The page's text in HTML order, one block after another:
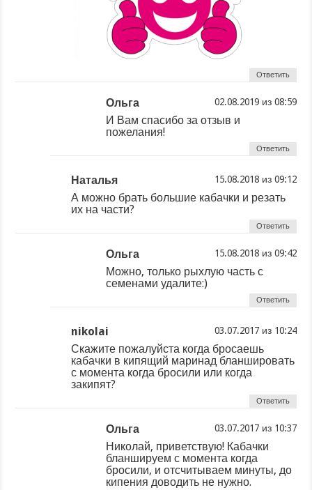
Ответить
Ольга из
И Вам спасибо за отзыв и
пожелания!
Ответить
Наталья из
А можно брать большие кабачки и резать
их на части?
Ответить
Ольга из
Можно, только рыхлую часть с
семенами удалите:)
Ответить
nikolai из
Скажите пожалуйста когда бросаешь
кабачки в кипящий маринад бланшировать
с момента когда бросили или когда
закипят?
Ответить
Ольга из
Николай, приветствую! Кабачки
бланшируем с момента когда
бросили, и отсчитываем минуты, до
кипения доводить не нужно.